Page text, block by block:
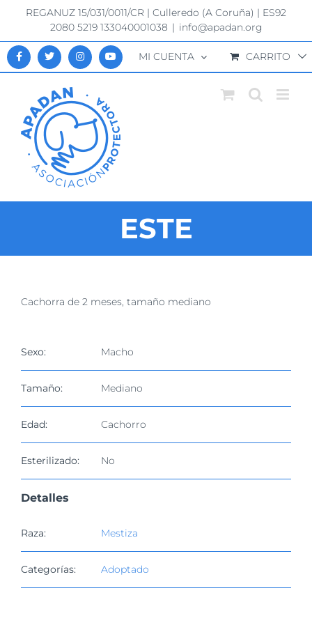
Saltar
contenido
REGANUZ 15/031/0011/CR | Culleredo (A Coruña) | ES92
2080 5219 133040001038 | info@apadan.org
MI CUENTA CARRITO
ESTE
Ver
grande
Cachorra de 2 meses, tamaño mediano
Sexo: Macho
Tamaño: Mediano
Edad: Cachorro
Esterilizado: No
Detalles
Raza: Mestiza
Categorías: Adoptado